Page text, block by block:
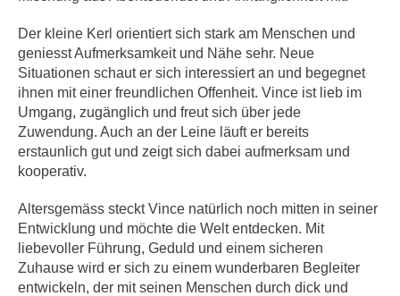
Der kleine Kerl orientiert sich stark am Menschen und
geniesst Aufmerksamkeit und Nähe sehr. Neue
Situationen schaut er sich interessiert an und begegnet
ihnen mit einer freundlichen Offenheit. Vince ist lieb im
Umgang, zugänglich und freut sich über jede
Zuwendung. Auch an der Leine läuft er bereits
erstaunlich gut und zeigt sich dabei aufmerksam und
kooperativ.
Altersgemäss steckt Vince natürlich noch mitten in seiner
Entwicklung und möchte die Welt entdecken. Mit
liebevoller Führung, Geduld und einem sicheren
Zuhause wird er sich zu einem wunderbaren Begleiter
entwickeln, der mit seinen Menschen durch dick und